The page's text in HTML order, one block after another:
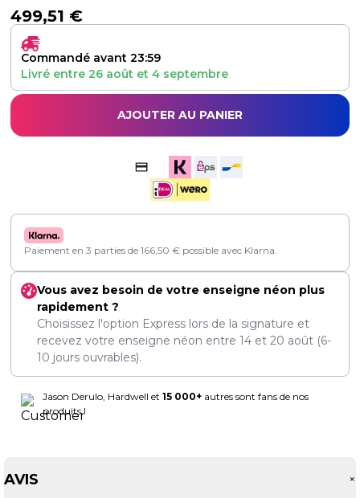
499,51 €
Commandé avant 23:59
Livré entre 26 août et 4 septembre
AJOUTER AU PANIER
Paiement en 3 parties de 166,50 € possible avec Klarna.
Vous avez besoin de votre enseigne néon plus
rapidement ?
Choisissez l'option Express lors de la signature et
recevez votre enseigne néon entre 14 et 20 août (6-
10 jours ouvrables).
Jason Derulo, Hardwell et 15 000+ autres sont fans de nos
produits !
AVIS +